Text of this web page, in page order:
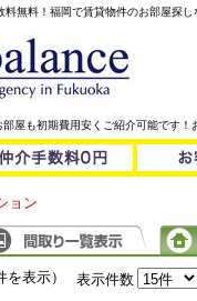
無料！福岡で賃貸物件のお部屋探し
屋も初期費用安くご紹介可能です！
ョン
表示） 表示件数